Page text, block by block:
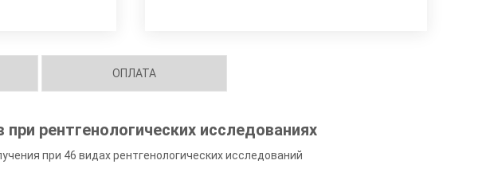
ОПЛАТА
рентгенологических исследованиях
при 46 видах рентгенологических исследований